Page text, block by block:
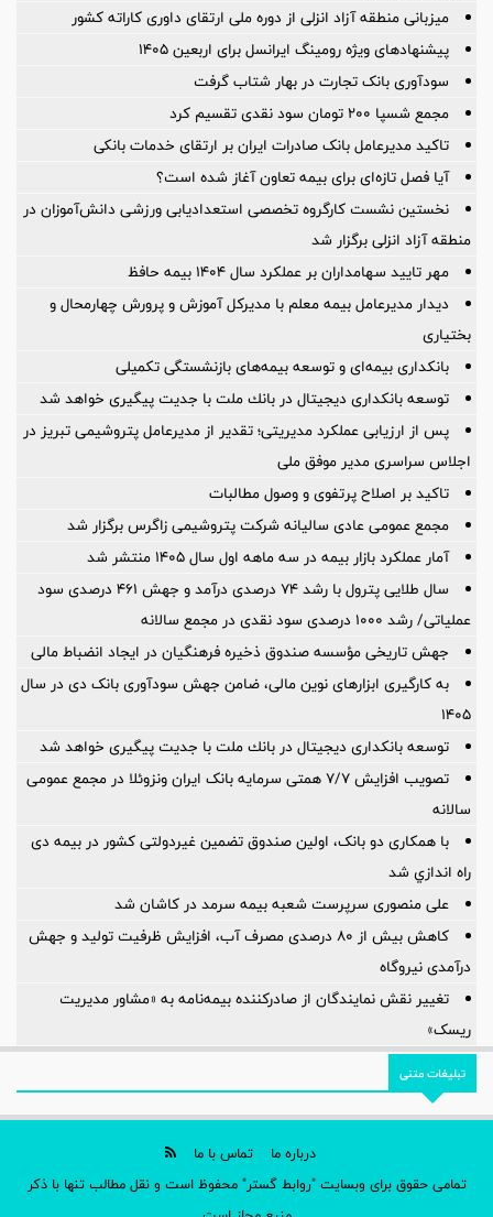
میزبانی منطقه آزاد انزلی از دوره ملی ارتقای داوری كاراته كشور
پیشنهادهای ویژه رومینگ ایرانسل برای اربعین ۱۴۰۵
سودآوری بانک تجارت در بهار شتاب گرفت
مجمع شسپا 200 تومان سود نقدی تقسیم کرد
تاکید مدیرعامل بانک صادرات ایران بر ارتقای خدمات بانکی
آیا فصل تازه‌ای برای بیمه تعاون آغاز شده است؟
نخستین نشست كارگروه تخصصی استعدادیابی ورزشی دانش‌آموزان در
منطقه آزاد انزلی برگزار شد
مهر تایید سهامداران بر عملكرد سال ۱۴۰۴ بیمه حافظ
دیدار مدیرعامل بیمه معلم با مدیرکل آموزش و پرورش چهارمحال و
بختیاری
بانکداری بیمه‌ای و توسعه بیمه‌های بازنشستگی تکمیلی
توسعه بانكداری دیجیتال در بانك ملت با جدیت پیگیری خواهد شد
پس از ارزیابی عملکرد مدیریتی؛ تقدیر از مدیرعامل پتروشیمی تبریز در
اجلاس سراسری مدیر موفق ملی
تاکید بر اصلاح پرتفوی و وصول مطالبات
مجمع عمومی عادی سالیانه شرکت پتروشیمی زاگرس برگزار شد
آمار عملكرد بازار بیمه در سه ماهه اول سال 1405 منتشر شد
سال طلایی پترول با رشد ۷۴ درصدی درآمد و جهش ۴۶۱ درصدی سود
عملیاتی/ رشد ۱۰۰۰ درصدی سود نقدی در مجمع سالانه
جهش تاریخی مؤسسه صندوق ذخیره فرهنگیان در ایجاد انضباط مالی
به کارگیری ابزارهای نوین مالی، ضامن جهش سودآوری بانک دی در سال
۱۴۰۵
توسعه بانكداری دیجیتال در بانك ملت با جدیت پیگیری خواهد شد ‌
تصویب افزایش ۷/۷ همتی سرمایه بانک ایران ونزوئلا در مجمع عمومی
سالانه
با همکاری دو بانک، اولین صندوق تضمین غیردولتی کشور در بیمه دی
راه اندازي شد
علی منصوری سرپرست شعبه بیمه سرمد در کاشان شد
کاهش بیش از ۸۰ درصدی مصرف آب، افزایش ظرفیت تولید و جهش
درآمدی نیروگاه
تغییر نقش نمایندگان از صادرکننده بیمه‌نامه به «مشاور مدیریت
ریسک»
تبلیغات متنی
درباره ما
تماس با ما
تمامی حقوق برای وبسایت "روابط گستر" محفوظ است و نقل مطالب تنها با ذکر